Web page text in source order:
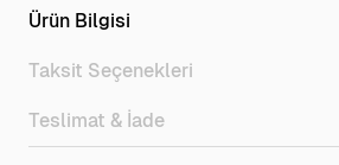
Ürün Bilgisi
Taksit Seçenekleri
Teslimat & İade